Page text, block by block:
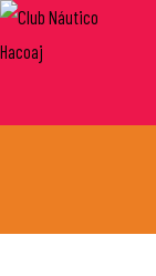
Skip
to